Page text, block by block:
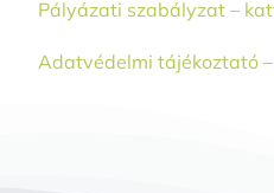
Pályázati szabályzat –
Adatvédelmi tájékoztató